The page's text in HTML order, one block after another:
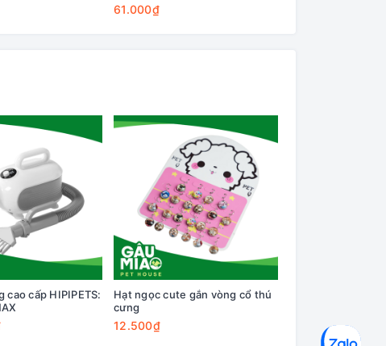
61.000₫
cao cấp HIPIPETS:
Hạt ngọc cute gắn vòng cổ thú
cưng
12.500₫ 125.000₫